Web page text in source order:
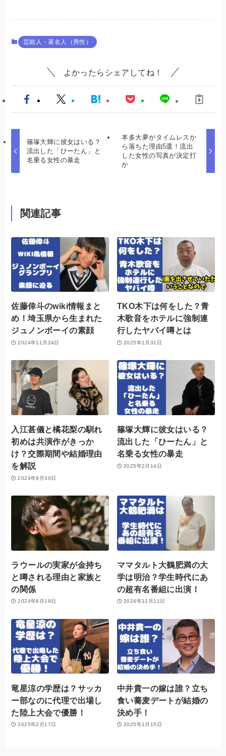
芸能人・著名人（男性）
よかったらシェアしてね！
篠塚大輝に彼女はいる？
流出した「ひーたん」と
名乗る女性の暴走
本多大夢がタイムレスか
ら落ちた理由5選！流出
した女性の写真が決定打
か
関連記事
佐藤倖斗のwiki情報まと
め！埼玉県から生まれた
ジュノンボーイの素顔
2024年11月24日
TKO木下は何をした？青
木歌音をホテルに強制連
行したヤバイ噂とは
2025年1月31日
入江甚儀と橘花梨の馴れ
初めは共演作がきっか
け？交際期間や結婚理由
を解説
2024年9月30日
篠塚大輝に彼女はいる？
流出した「ひーたん」と
名乗る女性の暴走
2025年2月14日
ラウールの実家が金持ち
と噂される理由と家族と
の関係
2024年8月19日
ママタルト大鶴肥満の大
学は明治？学生時代にあ
の超有名番組に出演！
2024年12月11日
竜星涼の学歴は？サッカ
ー部なのに代理で出場し
た陸上大会で優勝！
2025年2月17日
中井貴一の嫁は誰？立ち
食い蕎麦デートが結婚の
決め手！
2025年1月15日